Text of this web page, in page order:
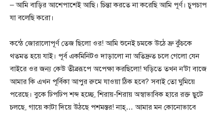
– আমি বাড়ির আশেপাশেই আছি। চিন্তা করতে না করেছি আমি পূর্ণ। চুপচাপ
যা বলেছি করো।
কন্ঠে জোরালোপূর্ণ তেজ ছিলো ওর! আমি শুনেই চমকে উঠে ভ্রু কুঁচকে
থতমত হয়ে যাই। পূর্ব একমিনিটও দাড়ালো না অতিদ্রুত চলে গেলো যেন
বাইরে ওর জন্য কেউ তীব্ররূপে অপেক্ষা করছিলো! ঘড়িতে তখন ন’টা বাজে
আমার কি এখন পূর্বিকা আপুর রুমে যাওয়া ঠিক হবে? সবাই তো ঘুমিয়ে
পরেছে। বুকে ঢিপঢিপ শব্দ হচ্ছে, শিরায়-শিরায় অস্বাভাবিক হারে রক্ত ছুটে
চলছে, গায়ে কাটা দিয়ে উঠছে পশমস্তর! নাহ্… আমার মন কোনোভাবে